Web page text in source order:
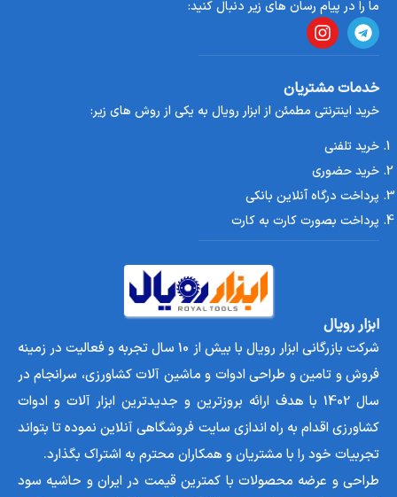
مهم‌ترین مزایای خرید از این فروشگاه معتبر است. همچنین برای
خرید بهتر پیشنهاد میکنیم دستگاه
۱۱۰ بار اکسل شرکتی
را نیز مشاهده و با این محصول مقایسه کنید.
نتیجه‌ گیری معرفی کارواش ۱۳۰ بار لوتین
می‌خواهند با هزینه مناسب، دستگاهی بادوام، کم‌صدا و قدرتمند
داشته باشند. این مدل با موتور القایی و پمپ آلومینیومی، هم برای
استفاده خانگی و هم نیمه‌حرفه‌ای مناسب بوده و تمامی نیازهای
شست‌وشوی روزمره شما را به بهترین شکل برطرف می‌کند. اگر به
دنبال یک خرید مطمئن، اقتصادی و تضمین‌شده هستید، ابزار رویال
بهترین مرجع برای تهیه این محصول است.
ما را در پیام رسان های زیر دنبال کنید:
خدمات مشتریان
خرید اینترنتی مطمئن از ابزار رویال به یکی از روش های زیر:
خرید تلفنی
خرید حضوری
پرداخت درگاه آنلاین بانکی
پرداخت بصورت کارت به کارت
ابزار رویال
شرکت بازرگانی ابزار رویال با بیش از 10 سال تجربه و فعالیت در زمینه
فروش و تامین و طراحی ادوات و ماشین آلات کشاورزی، سرانجام در
سال 1402 با هدف ارائه بروزترین و جدیدترین ابزار آلات و ادوات
کشاورزی اقدام به راه اندازی سایت فروشگاهی آنلاین نموده تا بتواند
تجربیات خود را با مشتریان و همکاران محترم به اشتراک بگذارد.
طراحی و عرضه محصولات با کمترین قیمت در ایران و حاشیه سود